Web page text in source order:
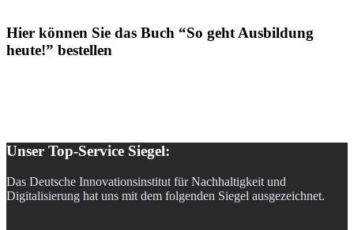
Hier können Sie das Buch “So geht Ausbildung
heute!” bestellen
Unser Top-Service Siegel:
Das Deutsche Innovationsinstitut für Nachhaltigkeit und
Digitalisierung hat uns mit dem folgenden Siegel ausgezeichnet.